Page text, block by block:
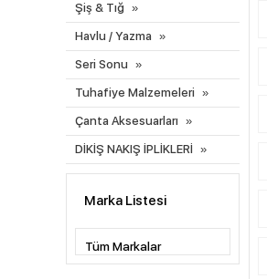
Şiş & Tığ
Havlu / Yazma
Seri Sonu
Tuhafiye Malzemeleri
Çanta Aksesuarları
DİKİŞ NAKIŞ İPLİKLERİ
Marka Listesi